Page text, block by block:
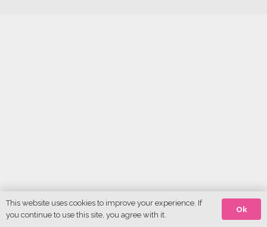
This website uses cookies to improve your experience. If
you continue to use this site, you agree with it.
Ok